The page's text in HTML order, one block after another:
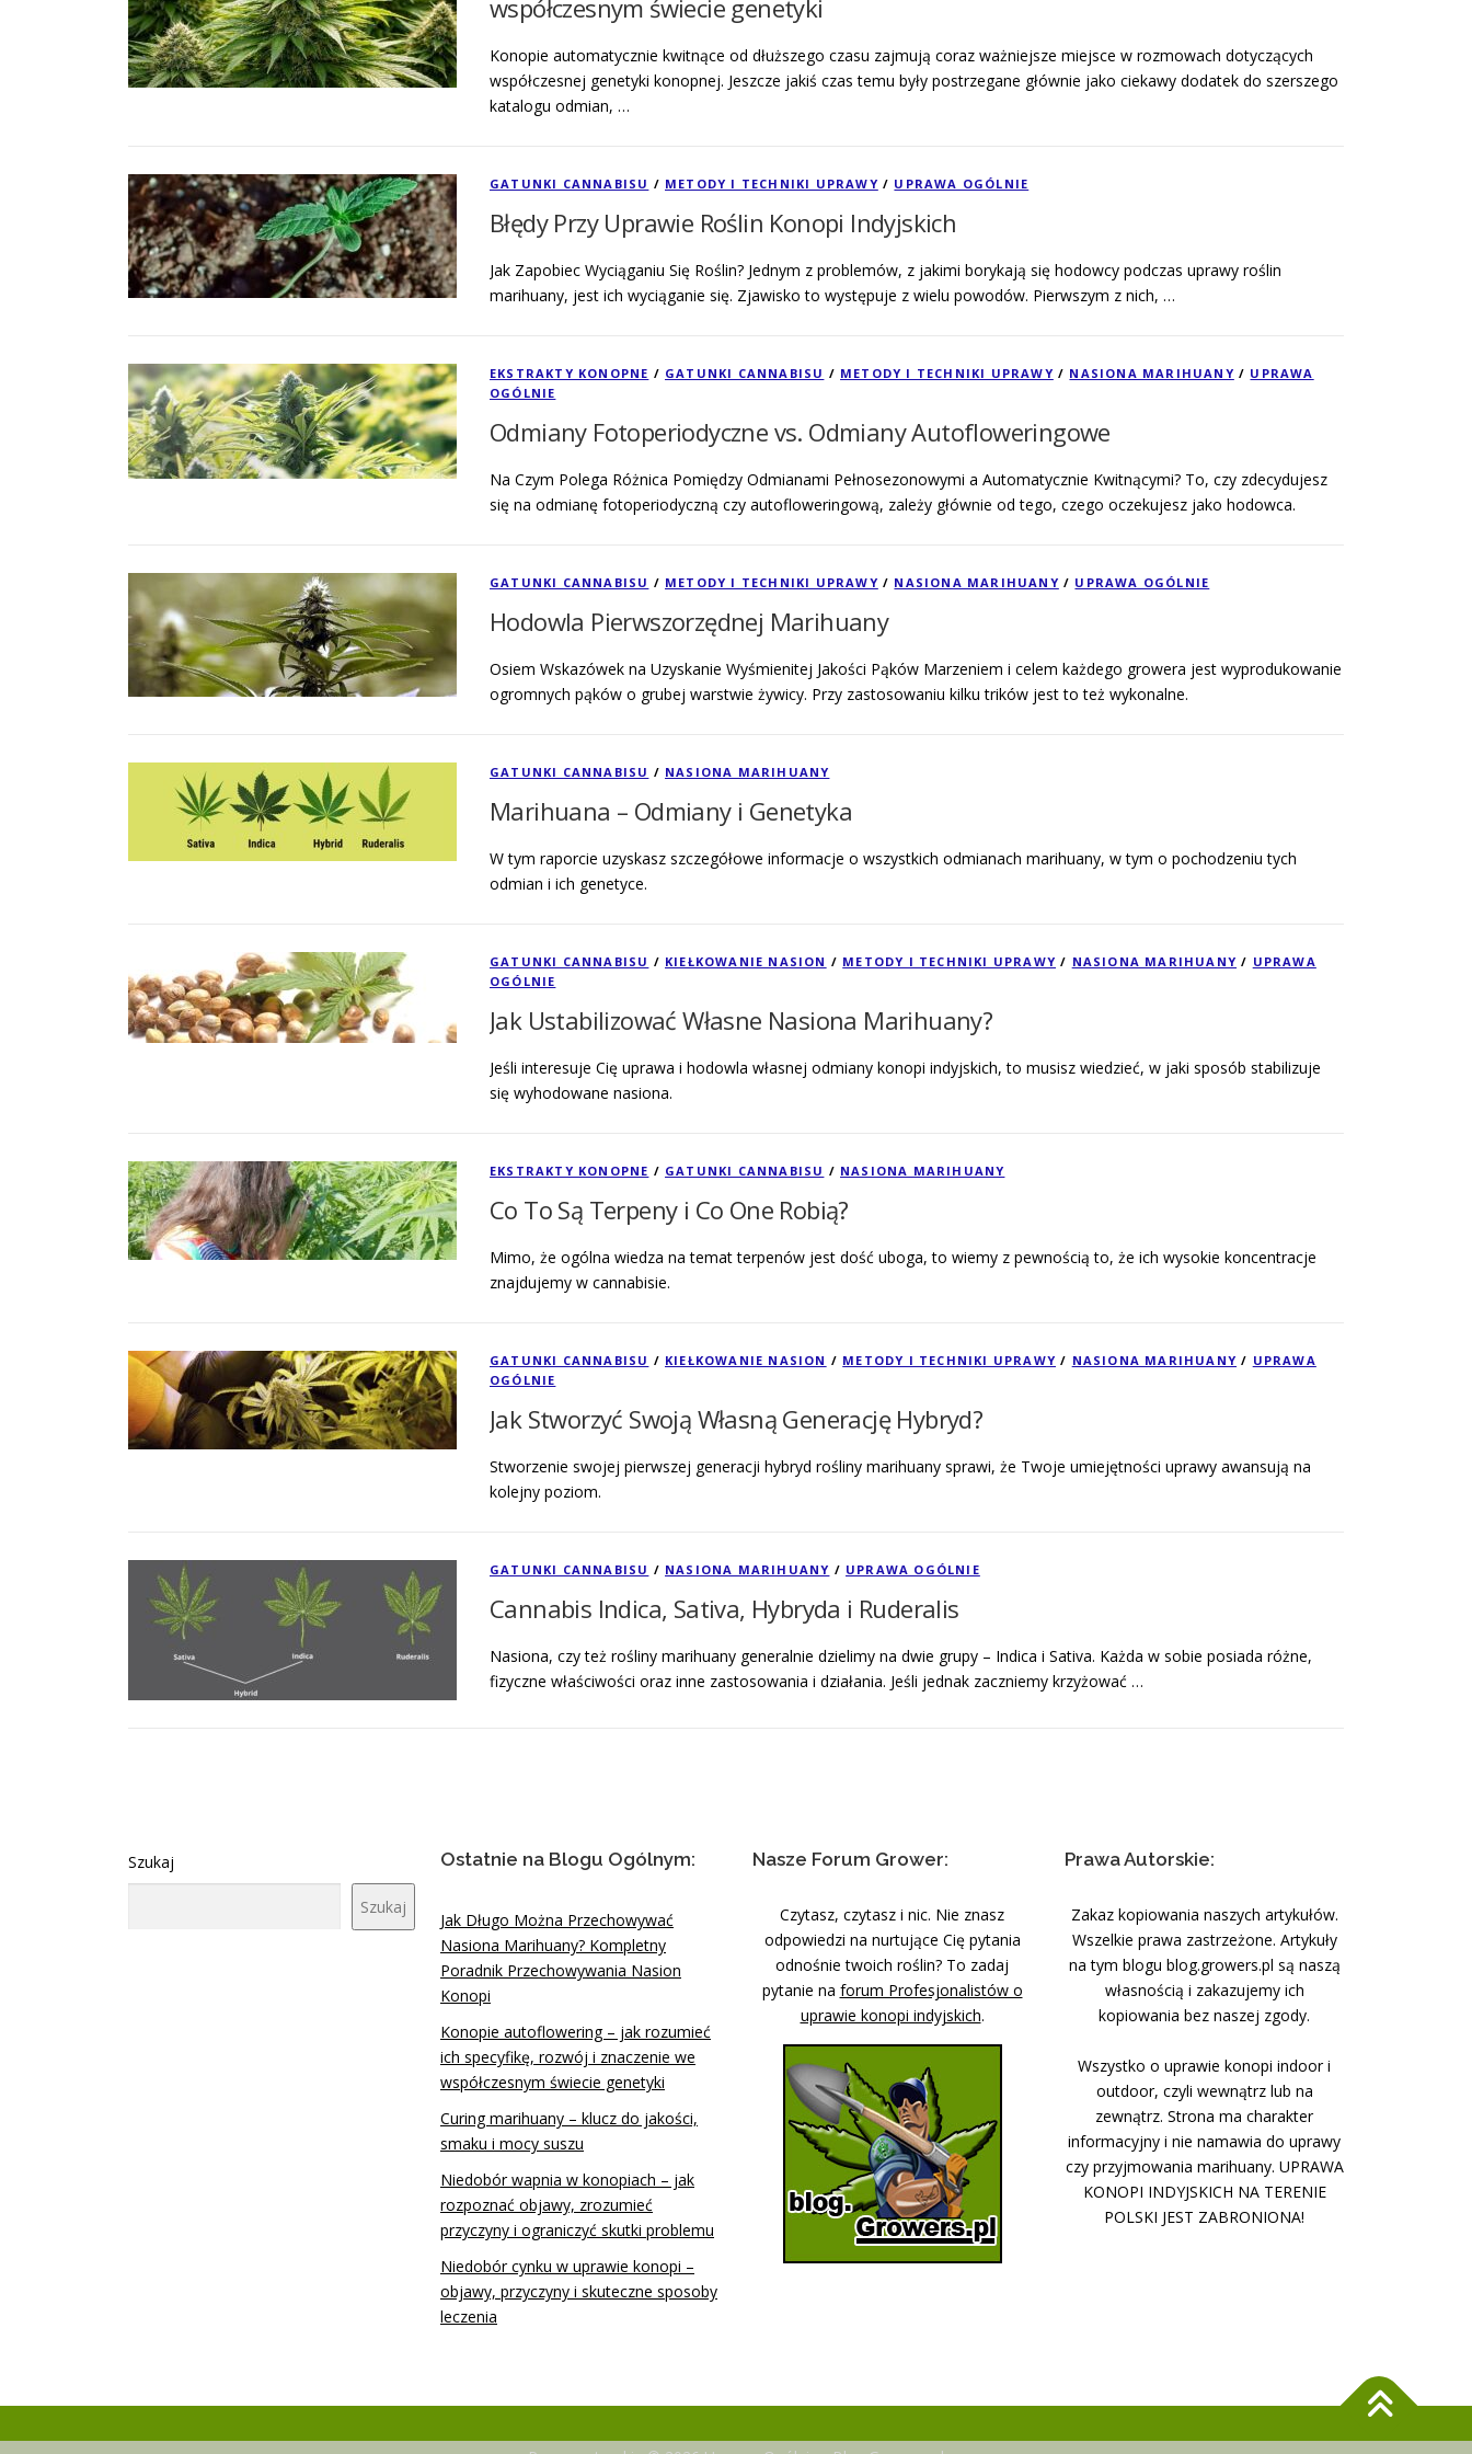
współczesnym świecie genetyki
Konopie automatycznie kwitnące od dłuższego czasu zajmują coraz ważniejsze miejsce w rozmowach dotyczących
współczesnej genetyki konopnej. Jeszcze jakiś czas temu były postrzegane głównie jako ciekawy dodatek do szerszego
katalogu odmian, …
GATUNKI CANNABISU / METODY I TECHNIKI UPRAWY / UPRAWA OGÓLNIE
Błędy Przy Uprawie Roślin Konopi Indyjskich
Jak Zapobiec Wyciąganiu Się Roślin? Jednym z problemów, z jakimi borykają się hodowcy podczas uprawy roślin
marihuany, jest ich wyciąganie się. Zjawisko to występuje z wielu powodów. Pierwszym z nich, …
EKSTRAKTY KONOPNE / GATUNKI CANNABISU / METODY I TECHNIKI UPRAWY / NASIONA MARIHUANY / UPRAWA
OGÓLNIE
Odmiany Fotoperiodyczne vs. Odmiany Autofloweringowe
Na Czym Polega Różnica Pomiędzy Odmianami Pełnosezonowymi a Automatycznie Kwitnącymi? To, czy zdecydujesz
się na odmianę fotoperiodyczną czy autofloweringową, zależy głównie od tego, czego oczekujesz jako hodowca.
GATUNKI CANNABISU / METODY I TECHNIKI UPRAWY / NASIONA MARIHUANY / UPRAWA OGÓLNIE
Hodowla Pierwszorzędnej Marihuany
Osiem Wskazówek na Uzyskanie Wyśmienitej Jakości Pąków Marzeniem i celem każdego growera jest wyprodukowanie
ogromnych pąków o grubej warstwie żywicy. Przy zastosowaniu kilku trików jest to też wykonalne.
GATUNKI CANNABISU / NASIONA MARIHUANY
Marihuana – Odmiany i Genetyka
W tym raporcie uzyskasz szczegółowe informacje o wszystkich odmianach marihuany, w tym o pochodzeniu tych
odmian i ich genetyce.
GATUNKI CANNABISU / KIEŁKOWANIE NASION / METODY I TECHNIKI UPRAWY / NASIONA MARIHUANY / UPRAWA
OGÓLNIE
Jak Ustabilizować Własne Nasiona Marihuany?
Jeśli interesuje Cię uprawa i hodowla własnej odmiany konopi indyjskich, to musisz wiedzieć, w jaki sposób stabilizuje
się wyhodowane nasiona.
EKSTRAKTY KONOPNE / GATUNKI CANNABISU / NASIONA MARIHUANY
Co To Są Terpeny i Co One Robią?
Mimo, że ogólna wiedza na temat terpenów jest dość uboga, to wiemy z pewnością to, że ich wysokie koncentracje
znajdujemy w cannabisie.
GATUNKI CANNABISU / KIEŁKOWANIE NASION / METODY I TECHNIKI UPRAWY / NASIONA MARIHUANY / UPRAWA
OGÓLNIE
Jak Stworzyć Swoją Własną Generację Hybryd?
Stworzenie swojej pierwszej generacji hybryd rośliny marihuany sprawi, że Twoje umiejętności uprawy awansują na
kolejny poziom.
GATUNKI CANNABISU / NASIONA MARIHUANY / UPRAWA OGÓLNIE
Cannabis Indica, Sativa, Hybryda i Ruderalis
Nasiona, czy też rośliny marihuany generalnie dzielimy na dwie grupy – Indica i Sativa. Każda w sobie posiada różne,
fizyczne właściwości oraz inne zastosowania i działania. Jeśli jednak zaczniemy krzyżować …
Szukaj
Szukaj
Ostatnie na Blogu Ogólnym:
Jak Długo Można Przechowywać
Nasiona Marihuany? Kompletny
Poradnik Przechowywania Nasion
Konopi
Konopie autoflowering – jak rozumieć
ich specyfikę, rozwój i znaczenie we
współczesnym świecie genetyki
Curing marihuany – klucz do jakości,
smaku i mocy suszu
Niedobór wapnia w konopiach – jak
rozpoznać objawy, zrozumieć
przyczyny i ograniczyć skutki problemu
Niedobór cynku w uprawie konopi –
objawy, przyczyny i skuteczne sposoby
leczenia
Nasze Forum Grower:
Czytasz, czytasz i nic. Nie znasz
odpowiedzi na nurtujące Cię pytania
odnośnie twoich roślin? To zadaj
pytanie na forum Profesjonalistów o
uprawie konopi indyjskich.
Prawa Autorskie:
Zakaz kopiowania naszych artykułów.
Wszelkie prawa zastrzeżone. Artykuły
na tym blogu blog.growers.pl są naszą
własnością i zakazujemy ich
kopiowania bez naszej zgody.
Wszystko o uprawie konopi indoor i
outdoor, czyli wewnątrz lub na
zewnątrz. Strona ma charakter
informacyjny i nie namawia do uprawy
czy przyjmowania marihuany. UPRAWA
KONOPI INDYJSKICH NA TERENIE
POLSKI JEST ZABRONIONA!